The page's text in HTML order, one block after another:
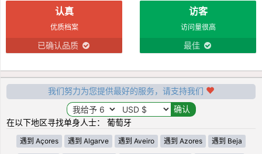
认真
优质档案
已确认品质
访客
访问量很高
最佳
我们努力为您提供最好的服务，请支持我们
在以下地区寻找单身人士： 葡萄牙
遇到 Açores 遇到 Algarve 遇到 Aveiro 遇到 Azores 遇到 Beja